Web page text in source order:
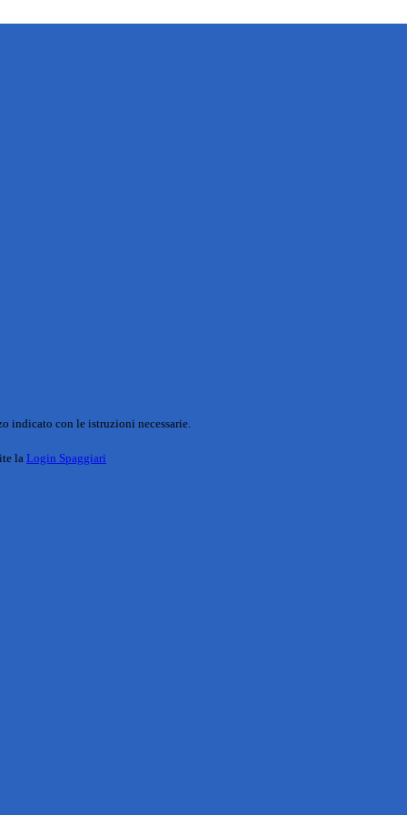
indicato con le istruzioni necessarie.
la Login Spaggiari